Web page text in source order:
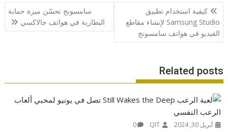
تصفّح
المقالات
كيفية استخدام تطبيق
Samsung Studio لإنشاء مقاطع
الفيديو في هواتف سامسونج
سامسونج تحسّن ميزة حماية
البطارية في هواتف جالاكسي
Related posts
أبريل 30, 2024 QIT
0